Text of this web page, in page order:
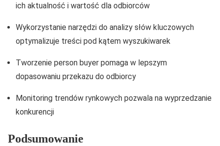
ich aktualność i wartość dla odbiorców
Wykorzystanie narzędzi do analizy słów kluczowych
optymalizuje treści pod kątem wyszukiwarek
Tworzenie person buyer pomaga w lepszym
dopasowaniu przekazu do odbiorcy
Monitoring trendów rynkowych pozwala na wyprzedzanie
konkurencji
Podsumowanie